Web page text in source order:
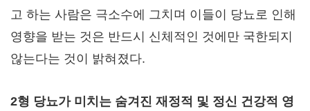
고 하는 사람은 극소수에 그치며 이들이 당뇨로 인해
영향을 받는 것은 반드시 신체적인 것에만 국한되지
않는다는 것이 밝혀졌다.
2형 당뇨가 미치는 숨겨진 재정적 및 정신 건강적 영